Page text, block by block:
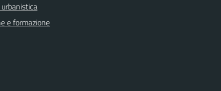
e formazione